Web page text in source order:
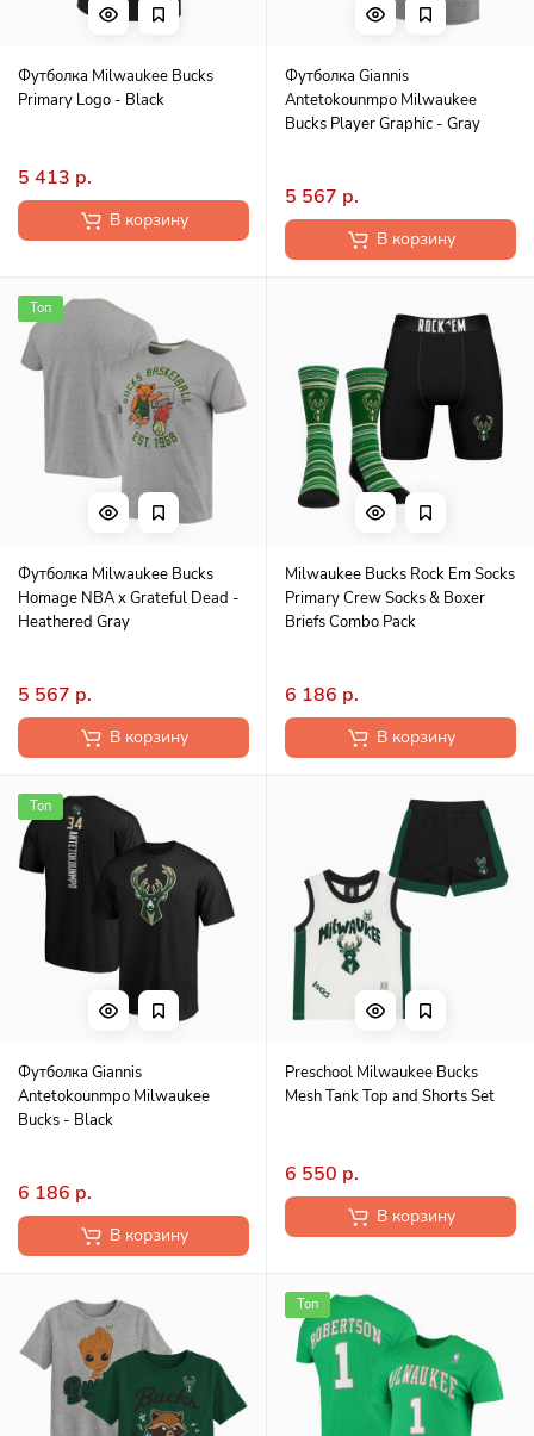
Футболка Milwaukee Bucks
Primary Logo - Black
5 413 р.
В корзину
Футболка Giannis
Antetokounmpo Milwaukee
Bucks Player Graphic - Gray
5 567 р.
В корзину
Топ
Футболка Milwaukee Bucks
Homage NBA x Grateful Dead -
Heathered Gray
5 567 р.
В корзину
Milwaukee Bucks Rock Em Socks
Primary Crew Socks & Boxer
Briefs Combo Pack
6 186 р.
В корзину
Топ
Футболка Giannis
Antetokounmpo Milwaukee
Bucks - Black
6 186 р.
В корзину
Preschool Milwaukee Bucks
Mesh Tank Top and Shorts Set
6 550 р.
В корзину
Топ